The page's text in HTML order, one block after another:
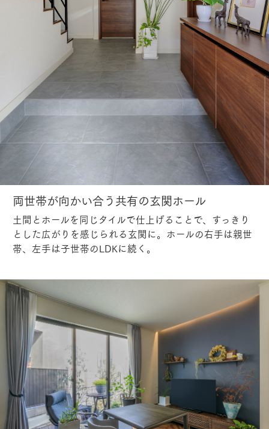
両世帯が向かい合う共有の玄関ホール
土間とホールを同じタイルで仕上げることで、すっきり
とした広がりを感じられる玄関に。ホールの右手は親世
帯、左手は子世帯のLDKに続く。